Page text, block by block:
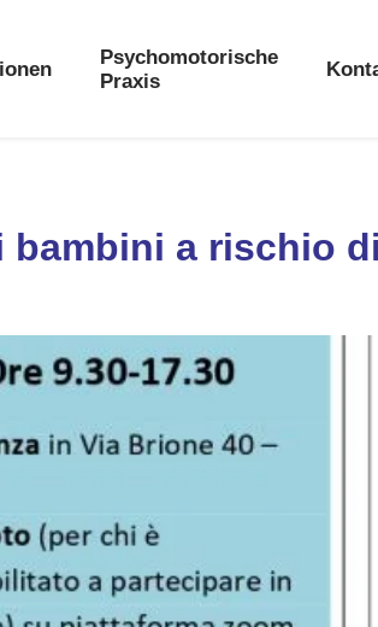
Psychomotorische
Praxis
bambini a rischio di